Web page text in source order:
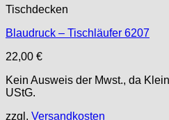
Tischdecken
Blaudruck – Tischläufer 6207
22,00 €
Kein Ausweis der Mwst., da
UStG.
zzgl. Versandkosten